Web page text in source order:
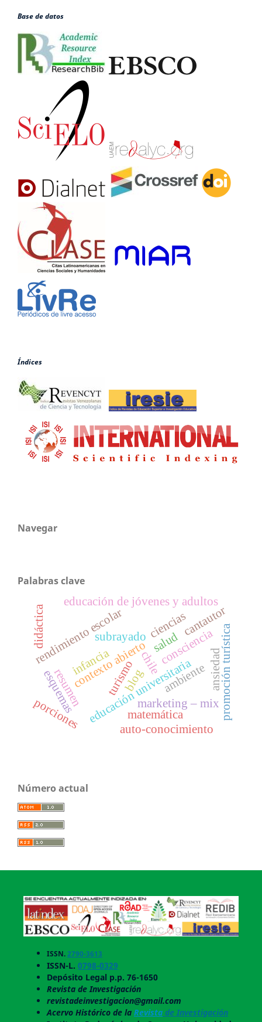
Base de datos
Índices
Navegar
Palabras clave
subrayado salud
ambiente
educación universitaria
contexto abiertochile
rendimiento escolar
resumen
esquemas
educación de jóvenes y adultos
ciencias
marketing – mix promoción turística
turismo
didáctica
blog
porciones matemática
consciencia
auto-conocimiento
cantautor
infancia ansiedad
Número actual
ISSN.2790-3613
ISSN-L. 0798-0329
Depósito Legal p.p. 76-1650
Revista de Investigación
revistadeinvestigacion@gmail.com
Acervo Histórico de la Revistade Investigación